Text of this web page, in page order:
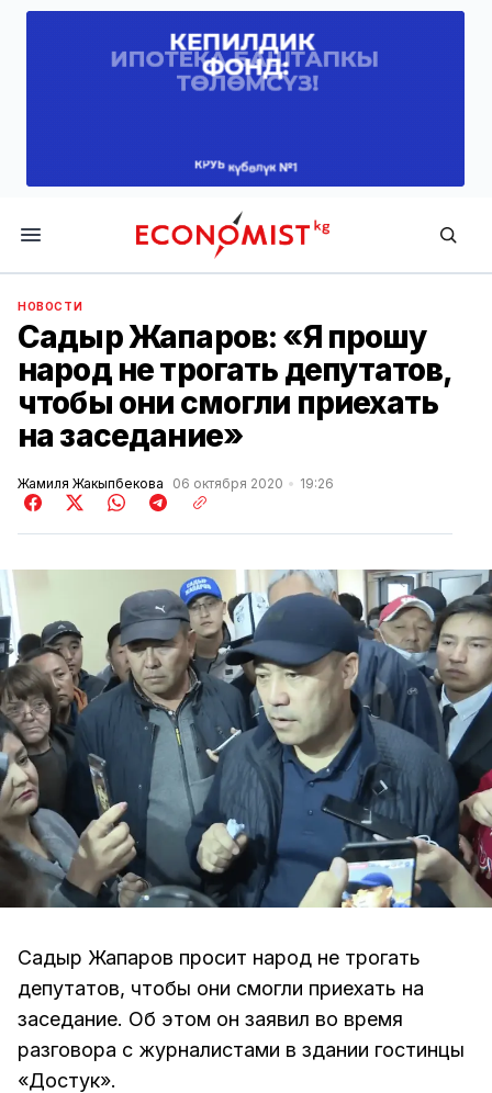
Economist.kg
НОВОСТИ
Садыр Жапаров: «Я прошу
народ не трогать депутатов,
чтобы они смогли приехать
на заседание»
Жамиля Жакыпбекова 06 октября 2020 19:26
Садыр Жапаров просит народ не трогать
депутатов, чтобы они смогли приехать на
заседание. Об этом он заявил во время
разговора с журналистами в здании гостинцы
«Достук».